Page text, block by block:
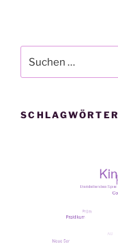
nach:
SCHLAGWÖRTER